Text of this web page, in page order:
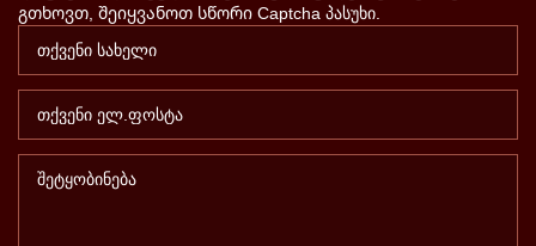
გთხოვთ, შეიყვანოთ სწორი Captcha პასუხი.